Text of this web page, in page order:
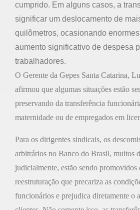
cumprido. Em alguns casos, a
significar um deslocamento de
quilômetros, ocasionando
aumento significativo de despesa
trabalhadores.
O Gerente da Gepes Santa Catarina,
afirmou que algumas situações estão
preservando da transferência
maternidade ou de empregados em
Para os dirigentes sindicais, os
arbitrários no Banco do Brasil, muitos
judicialmente, estão sendo promovidos
reestruturação que precariza as
funcionários e prejudica diretamente o